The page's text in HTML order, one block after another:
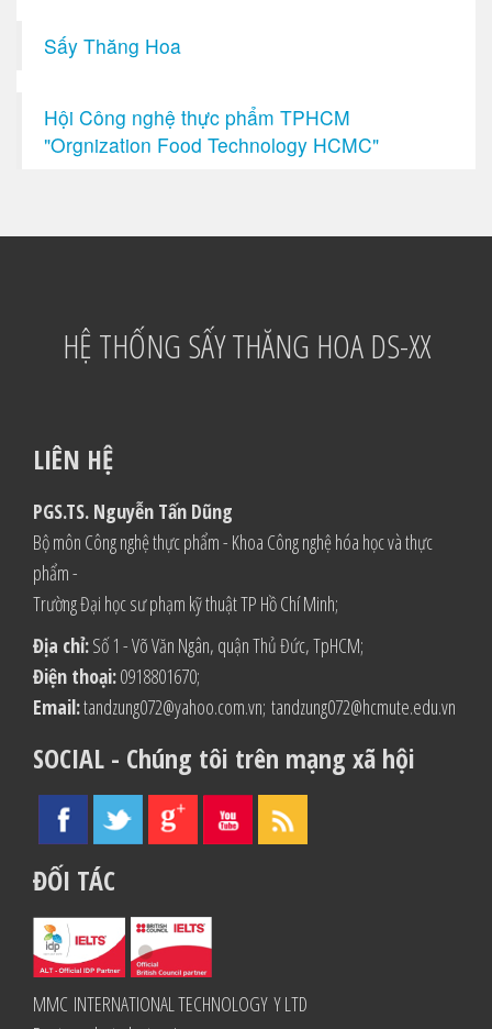
Sấy Thăng Hoa
Hội Công nghệ thực phẩm TPHCM
"Orgnization Food Technology HCMC"
HỆ THỐNG SẤY THĂNG HOA DS-XX
LIÊN HỆ
PGS.TS. Nguyễn Tấn Dũng
Bộ môn Công nghệ thực phẩm - Khoa Công nghệ hóa học và thực
phẩm -
Trường Đại học sư phạm kỹ thuật TP Hồ Chí Minh;
Địa chỉ:Số 1 - Võ Văn Ngân, quận Thủ Đức, TpHCM;
Điện thoại:0918801670;
Email:tandzung072@yahoo.com.vn; tandzung072@hcmute.edu.vn
SOCIAL - Chúng tôi trên mạng xã hội
ĐỐI TÁC
MMC INTERNATIONAL TECHNOLOGY Y LTD